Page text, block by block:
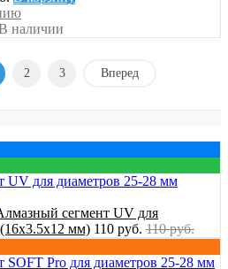
наличии
2 3 Вперед
сегмент UV для
мм) 110 руб. 110 руб.